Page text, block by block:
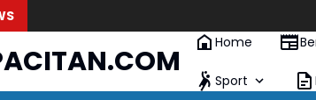
Home
Sport